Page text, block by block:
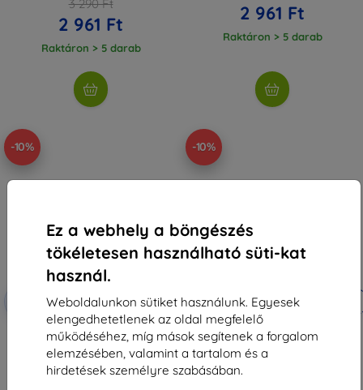
Ez a webhely a böngészés
tökéletesen használható süti-kat
használ.
Weboldalunkon sütiket használunk. Egyesek
elengedhetetlenek az oldal megfelelő
működéséhez, míg mások segítenek a forgalom
elemzésében, valamint a tartalom és a
hirdetések személyre szabásában.
3 290 Ft
2 961 Ft
Raktáron > 5 darab
2 961 Ft
Raktáron > 5 darab
-10%
Kedvezmény
kuponnal
EXTRA10
Beline Xiaomi Mi Band 6/5
fekete/fehér (5905359814214)
3 290 Ft
2 961 Ft
-10%
-10%
Kedvezmény
kuponnal
Beline szíj Mi Band 5/6 textil
piros/fehér
2 890 Ft
2 601 Ft